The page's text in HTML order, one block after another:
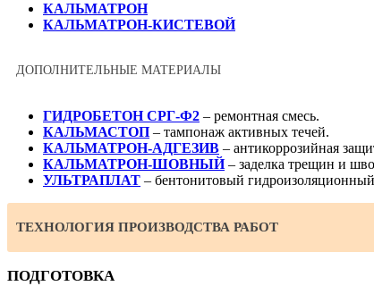
КАЛЬМАТРОН
КАЛЬМАТРОН-КИСТЕВОЙ
ДОПОЛНИТЕЛЬНЫЕ МАТЕРИАЛЫ
ГИДРОБЕТОН СРГ-Ф2 – ремонтная смесь.
КАЛЬМАСТОП – тампонаж активных течей.
КАЛЬМАТРОН-АДГЕЗИВ – антикоррозийная
КАЛЬМАТРОН-ШОВНЫЙ– заделка трещин и
УЛЬТРАПЛАТ – бентонитовый
ТЕХНОЛОГИЯ ПРОИЗВОДСТВА РАБОТ
ПОДГОТОВКА